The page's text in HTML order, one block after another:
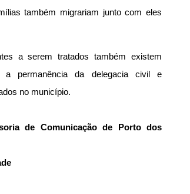
também migrariam junto com eles
a serem tratados também existem
a permanência da delegacia civil e
no município.
de Comunicação de Porto dos